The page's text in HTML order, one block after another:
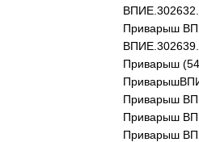
Приварыш
Приварыш
Приварыш
Приварыш
Приварыш